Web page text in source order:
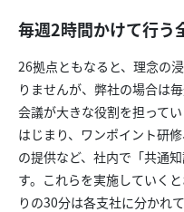
毎週2時間かけて行う
26拠点ともなると、理念の
りませんが、弊社の場合は
会議が大きな役割を担って
はじまり、ワンポイント研
の提供など、社内で「共通
す。これらを実施していく
りの30分は各支社に分かれ